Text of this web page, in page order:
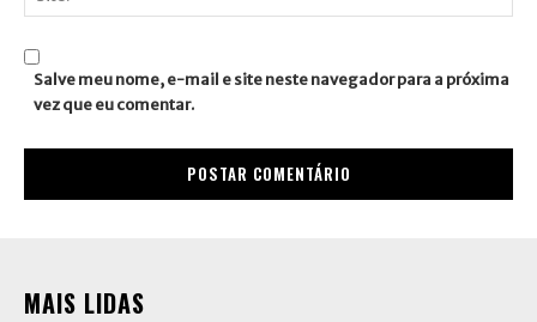
Salve meu nome, e-mail e site neste navegador para a próxima
vez que eu comentar.
MAIS LIDAS